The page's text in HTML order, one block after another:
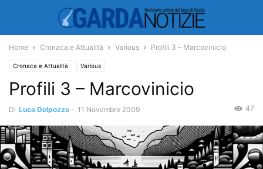
Home Cronaca e Attualità Various Profili 3 – Marcovinicio
Cronaca e Attualità Various
Profili 3 – Marcovinicio
Di Luca Delpozzo - 11 Novembre 2009 47